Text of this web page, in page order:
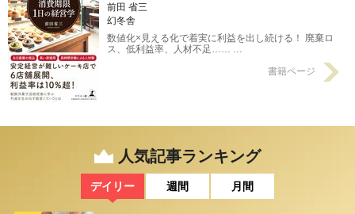
前田 省三
幻冬舎
数値化×見える化で着実に利益を出し続ける！ 廃棄ロ
ス、低利益率、人材不足…… …
書籍ページ
人気記事ランキング
デイリー 週間 月間